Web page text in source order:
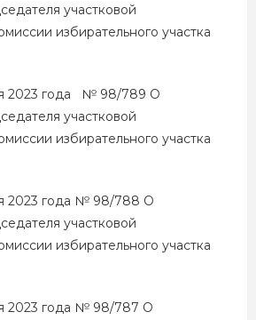
участковой
избирательного участка
2023 года № 98/789 О
участковой
избирательного участка
2023 года № 98/788 О
участковой
избирательного участка
года № 98/787 О